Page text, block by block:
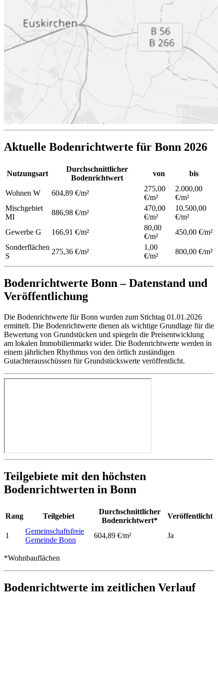
Aktuelle Bodenrichtwerte für Bonn 2026
Nutzungsart
Durchschnittlicher
Bodenrichtwert
von bis
Wohnen W 604,89 €/m²
275,00
€/m²
2.000,00
€/m²
Mischgebiet
MI
886,98 €/m²
470,00
€/m²
10.500,00
€/m²
Gewerbe G 166,91 €/m²
80,00
€/m²
450,00 €/m²
Sonderflächen
S
275,36 €/m²
1,00
€/m²
800,00 €/m²
Bodenrichtwerte Bonn – Datenstand und
Veröffentlichung
Die Bodenrichtwerte für Bonn wurden zum Stichtag 01.01.2026
ermittelt. Die Bodenrichtwerte dienen als wichtige Grundlage für die
Bewertung von Grundstücken und spiegeln die Preisentwicklung
am lokalen Immobilienmarkt wider. Die Bodenrichtwerte werden in
einem jährlichen Rhythmus von den örtlich zuständigen
Gutachterausschüssen für Grundstückswerte veröffentlicht.
Teilgebiete mit den höchsten
Bodenrichtwerten in Bonn
Rang Teilgebiet
Durchschnittlicher
Bodenrichtwert*
Veröffentlicht
1
Gemeinschaftsfreie
Gemeinde Bonn
604,89 €/m² Ja
*Wohnbauflächen
Bodenrichtwerte im zeitlichen Verlauf